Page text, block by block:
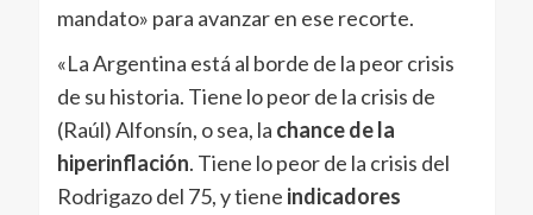
mandato» para avanzar en ese recorte.
«La Argentina está al borde de la peor crisis
de su historia. Tiene lo peor de la crisis de
(Raúl) Alfonsín, o sea, la chance de la
hiperinflación. Tiene lo peor de la crisis del
Rodrigazo del 75, y tiene indicadores